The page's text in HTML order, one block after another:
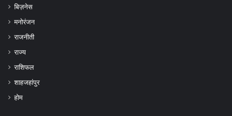
बिज़नेस
मनोरंजन
राजनीती
राज्य
राशिफल
शाहजहांपुर
होम